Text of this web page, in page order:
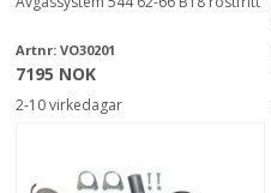
Artnr: VO30201
7195 NOK
2-10 virkedagar